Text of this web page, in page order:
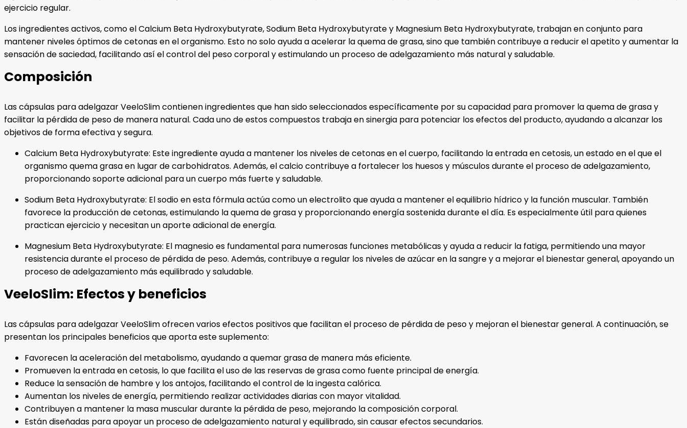
ejercicio regular.
Los ingredientes activos, como el Calcium Beta Hydroxybutyrate, Sodium Beta Hydroxybutyrate y Magnesium Beta Hydroxybutyrate, trabajan en conjunto para
mantener niveles óptimos de cetonas en el organismo. Esto no solo ayuda a acelerar la quema de grasa, sino que también contribuye a reducir el apetito y aumentar la
sensación de saciedad, facilitando así el control del peso corporal y estimulando un proceso de adelgazamiento más natural y saludable.
Composición
Las cápsulas para adelgazar VeeloSlim contienen ingredientes que han sido seleccionados específicamente por su capacidad para promover la quema de grasa y
facilitar la pérdida de peso de manera natural. Cada uno de estos compuestos trabaja en sinergia para potenciar los efectos del producto, ayudando a alcanzar los
objetivos de forma efectiva y segura.
Calcium Beta Hydroxybutyrate: Este ingrediente ayuda a mantener los niveles de cetonas en el cuerpo, facilitando la entrada en cetosis, un estado en el que el
organismo quema grasa en lugar de carbohidratos. Además, el calcio contribuye a fortalecer los huesos y músculos durante el proceso de adelgazamiento,
proporcionando soporte adicional para un cuerpo más fuerte y saludable.
Sodium Beta Hydroxybutyrate: El sodio en esta fórmula actúa como un electrolito que ayuda a mantener el equilibrio hídrico y la función muscular. También
favorece la producción de cetonas, estimulando la quema de grasa y proporcionando energía sostenida durante el día. Es especialmente útil para quienes
practican ejercicio y necesitan un aporte adicional de energía.
Magnesium Beta Hydroxybutyrate: El magnesio es fundamental para numerosas funciones metabólicas y ayuda a reducir la fatiga, permitiendo una mayor
resistencia durante el proceso de pérdida de peso. Además, contribuye a regular los niveles de azúcar en la sangre y a mejorar el bienestar general, apoyando un
proceso de adelgazamiento más equilibrado y saludable.
VeeloSlim: Efectos y beneficios
Las cápsulas para adelgazar VeeloSlim ofrecen varios efectos positivos que facilitan el proceso de pérdida de peso y mejoran el bienestar general. A continuación, se
presentan los principales beneficios que aporta este suplemento:
Favorecen la aceleración del metabolismo, ayudando a quemar grasa de manera más eficiente.
Promueven la entrada en cetosis, lo que facilita el uso de las reservas de grasa como fuente principal de energía.
Reduce la sensación de hambre y los antojos, facilitando el control de la ingesta calórica.
Aumentan los niveles de energía, permitiendo realizar actividades diarias con mayor vitalidad.
Contribuyen a mantener la masa muscular durante la pérdida de peso, mejorando la composición corporal.
Están diseñadas para apoyar un proceso de adelgazamiento natural y equilibrado, sin causar efectos secundarios.